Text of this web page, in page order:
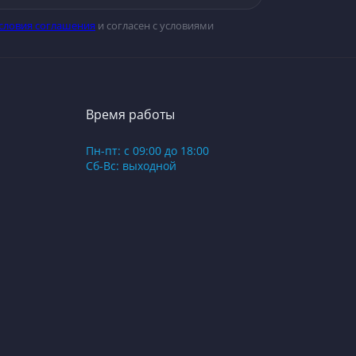
соглашения и согласен с условиями
Время работы
Пн-пт: с 09:00 до 18:00
Сб-Вс: выходной